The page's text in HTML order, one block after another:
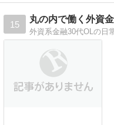
15
丸の内で働く外資
外資系金融30代OLの日